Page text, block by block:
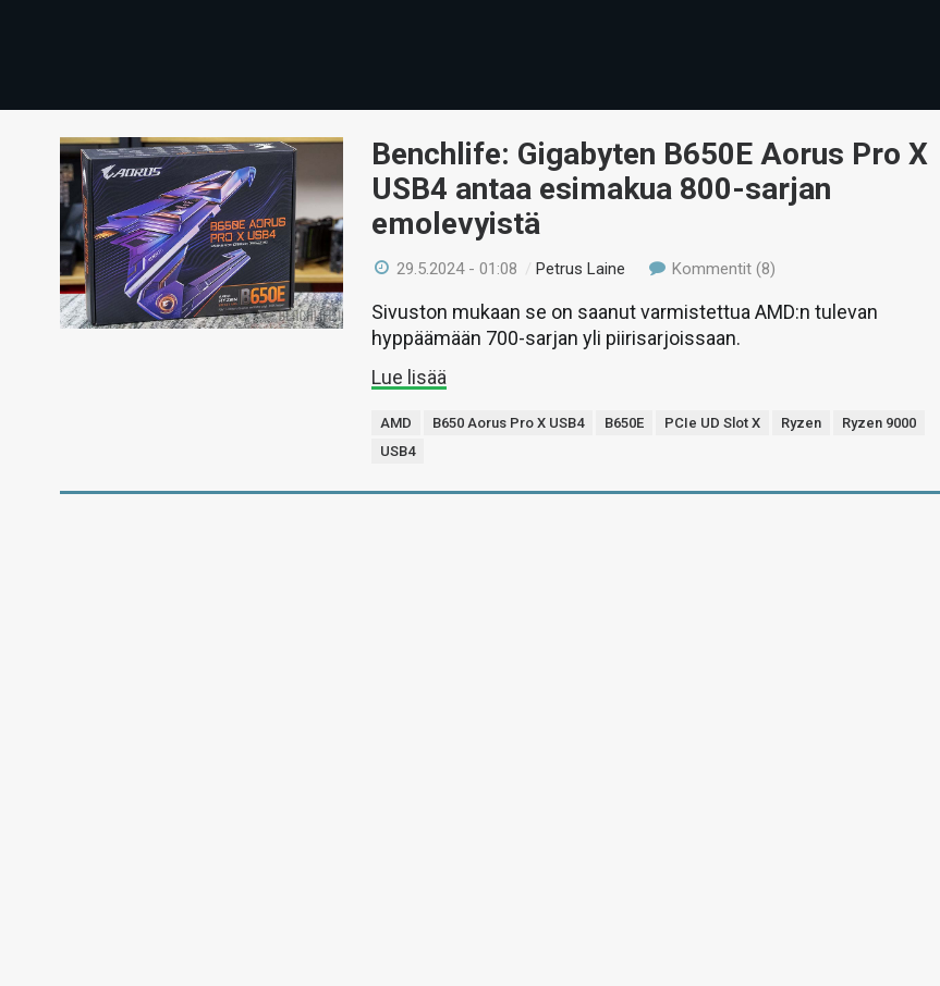
Benchlife: Gigabyten B650E Aorus Pro X
USB4 antaa esimakua 800-sarjan
emolevyistä
29.5.2024 - 01:08 /Petrus Laine Kommentit (8)
Sivuston mukaan se on saanut varmistettua AMD:n tulevan
hyppäämään 700-sarjan yli piirisarjoissaan.
Lue lisää
AMD B650 Aorus Pro X USB4 B650E PCIe UD Slot X Ryzen
Ryzen 9000
USB4